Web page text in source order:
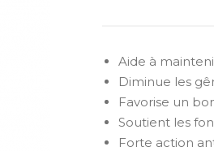
Aide à
Diminue les
Favorise un
Soutient les
Forte action